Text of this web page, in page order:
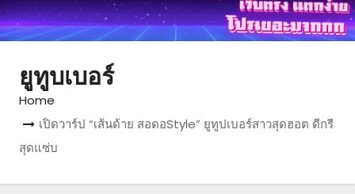
ยูทูบเบอร์
Home
เปิดวาร์ป “เส้นด้าย สอดอStyle” ยูทูปเบอร์สาวสุดฮอต ดีกรี
สุดแซ่บ